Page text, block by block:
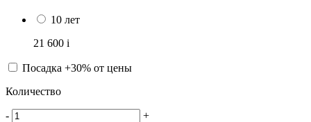
10 лет
21 600 i
Посадка +30% от цены
Количество
-
+